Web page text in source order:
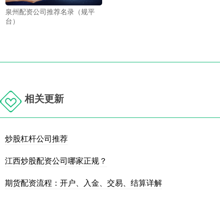
泉州配资公司推荐名录（规平
台）
相关更新
炒股杠杆公司推荐
江西炒股配资公司哪家正规？
期货配资流程：开户、入金、交易、结算详解